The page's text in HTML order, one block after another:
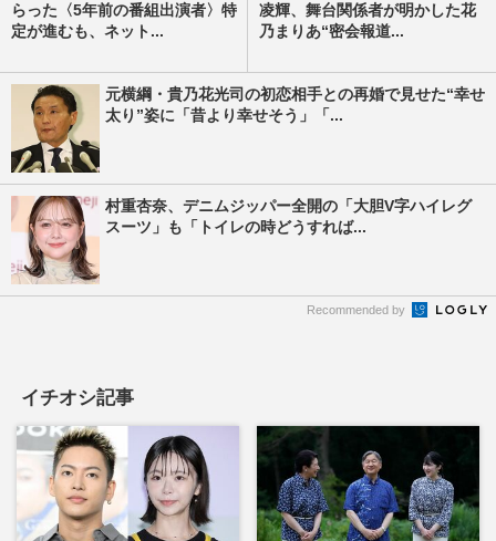
らった〈5年前の番組出演者〉特
定が進むも、ネット...
凌輝、舞台関係者が明かした花
乃まりあ“密会報道...
元横綱・貴乃花光司の初恋相手との再婚で見せた“幸せ
太り”姿に「昔より幸せそう」「...
村重杏奈、デニムジッパー全開の「大胆V字ハイレグ
スーツ」も「トイレの時どうすれば...
Recommended by
イチオシ記事